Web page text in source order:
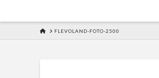
HOMEFLEVOLAND-FOTO-2500